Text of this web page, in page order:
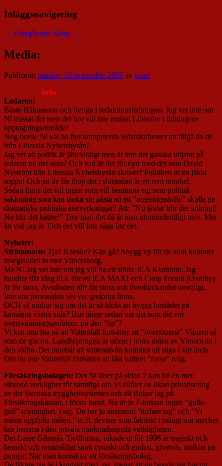
Inläggsnavigering
← Föregående Nästa →
Media:
Publiceratmåndag 19 september 2005 av nisse
————– ttela ————–
Ledaren:
Bäste Håkansson och övriga i redaktionsledningen. Jag vet inte om
Ni missat det men det bor väl inte endast Liberaler i tidningens
upptagningsområde?
Nog borde Ni väl ha fler kompetenta ledarskribenter att tillgå än de
från Liberala Nyhetsbyrån?
Jag vet att politik är jätteviktigt men är inte det ganska uttjatat på
ledaren nu det sista? Och vad är det för nytt med det som David
Nyström från Liberala Nyhetsbyrån skriver? Politiken är en jäkla
soppa! Och att de får ihop det i slutändan är ett rent mirakel.
Sedan finns det väl ingen som vill benämna sig som politisk
sakkunnig som kan tänka sig påstå att ett ”regeringsskifte” skulle ge
dramatiska politiska återverkningar? Att: ”Nu jävlar blir det ordning!
Nu blir det bättre!” Tror man det då är man utomordentligt naiv. Mer
än vad jag är. Och det vill inte säga lite det.
Nyheter:
Strömmarn: Tja? Kanske? Kan gå? Snygg vy för de som kommer
inseglandes in mot Vänersborg.
MEN! Jag vet inte om jag vill ha ett större ICA Kvantum. Jag
handlar där idag bl.a. för att ICA MAXI och Coop Forum (Överby)
är för stora. Avstånden blir för stora och överblickandet omöjligt.
Inte ens personalen vet var grejorna finns.
OCH så undrar jag om det är så klokt att bygga bostäder på
kanalens västra sida? Hur länge sedan var det som det var
översvämningsproblem, på den ”ön”?
Vi kan inte lita på att Vattenfall fortsätter att ”övertömma” Vänern så
som de gör nu. Landhöjningen är större i norra delen av Vänern än i
den södra. Det innebär att vattennivån kommer att stiga i vår ända.
Om nu inte Vattenfall fortsätter att låta vattnet ”forsa” iväg.
Försäkringsbolagen: Det Ni läser på sidan 7 kan bli en mer
utbredd verklighet för samtliga om Vi tillåter en ökad privatisering
av det Svenska trygghetssystemet och då tänker jag på
Försäkringskassan, i första hand. Nu är ju F-kassan ingen ”gulle-
gull”-myndighet, i sig. De har ju anammat ”tuffare tag” och ”Vi
måste uppfylla målen.” m.fl. deviser som faktiskt i mångt om mycket
hör hemma i den privata marknadsstyrda verkligheten.
Det Lasse Gilmsjö, Trollhättan, råkade ut för 1996 är tragiskt och
hemskt och omänskligt samt cyniskt och endast, givetvis, inriktat på
pengar. När man kontaktar ett försäkringsbolag.